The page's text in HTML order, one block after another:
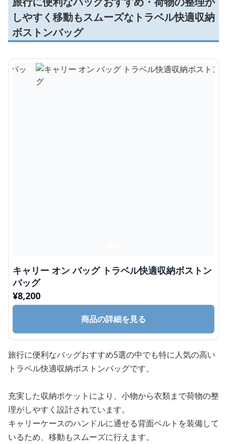
しやすく移動もスムーズなトラベル快適収納
ボストンバッグ
キャリー オン バッグ トラベル快適収納ボストン
バッグ
¥8,200
商品の詳細を見る
旅行に便利なバッグおすすめ5選の中でも特に人気の高い
トラベル快適収納ボストンバッグです。
充実した収納ポケットにより、小物から衣類まで荷物の整
理がしやすく設計されています。
キャリーケースのハンドルに通せる背面ベルトを装備して
いるため、移動もスムーズに行えます。